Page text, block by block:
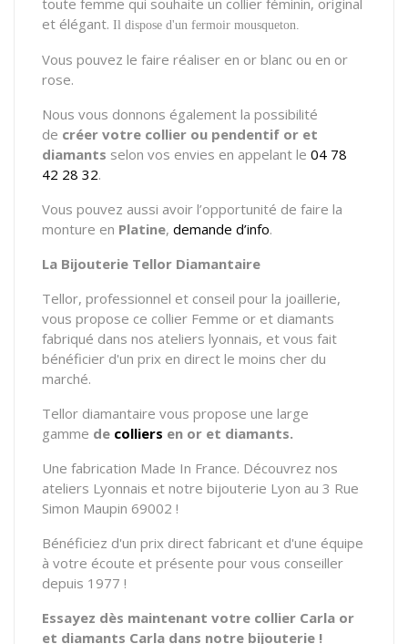
et élégant. Il dispose d'un fermoir mousqueton.
Vous pouvez le faire réaliser en or blanc ou en or
rose.
Nous vous donnons également la possibilité
de créer votre collier ou pendentif or et
diamants selon vos envies en appelant le 04 78
42 28 32.
Vous pouvez aussi avoir l’opportunité de faire la
monture en Platine, demande d’info.
La Bijouterie Tellor Diamantaire
Tellor, professionnel et conseil pour la joaillerie,
vous propose ce collier Femme or et diamants
fabriqué dans nos ateliers lyonnais, et vous fait
bénéficier d'un prix en direct le moins cher du
marché.
Tellor diamantaire vous propose une large
gamme de colliers en or et diamants.
Une fabrication Made In France. Découvrez nos
ateliers Lyonnais et notre bijouterie Lyon au 3 Rue
Simon Maupin 69002 !
Bénéficiez d'un prix direct fabricant et d'une équipe
à votre écoute et présente pour vous conseiller
depuis 1977 !
Essayez dès maintenant votre collier Carla or
et diamants Carla dans notre bijouterie !